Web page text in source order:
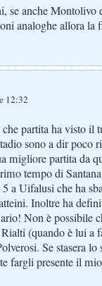
se anche Montolivo
analoghe allora la
12:32
partita ha visto il
sono a dir poco
migliore partita da
tempo di
a Uifalusi che ha
Inoltre ha
Non è possibile
(quando è lui a
Se stasera lo
fargli presente il